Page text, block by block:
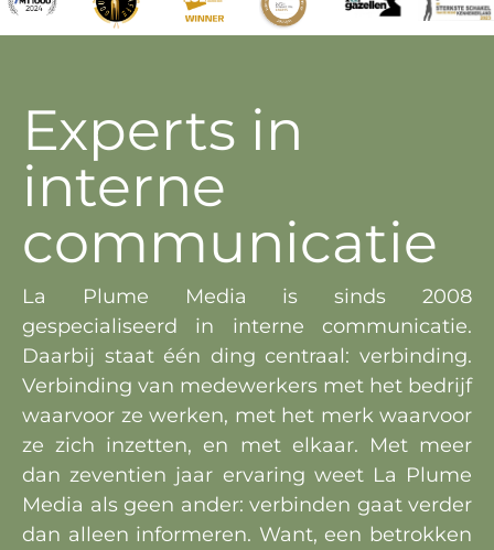
Experts in
interne
communicatie
La Plume Media is sinds 2008
gespecialiseerd in interne communicatie.
Daarbij staat één ding centraal: verbinding.
Verbinding van medewerkers met het bedrijf
waarvoor ze werken, met het merk waarvoor
ze zich inzetten, en met elkaar. Met meer
dan zeventien jaar ervaring weet La Plume
Media als geen ander: verbinden gaat verder
dan alleen informeren. Want, een betrokken